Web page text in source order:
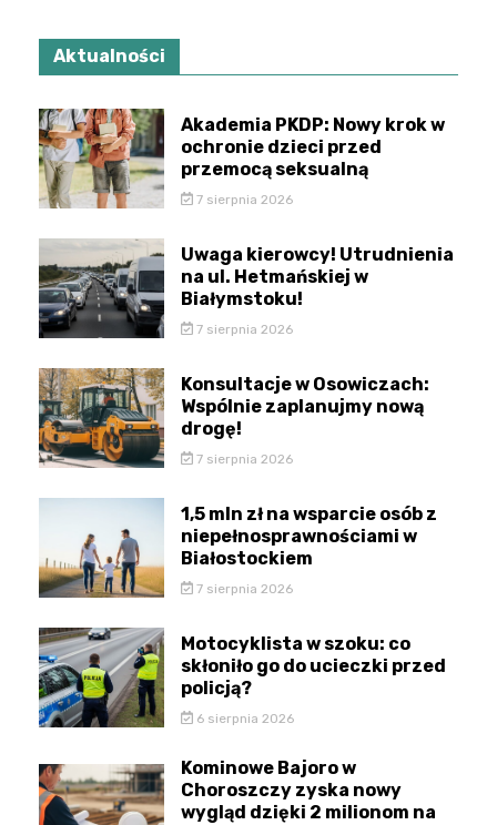
Aktualności
Akademia PKDP: Nowy krok w
ochronie dzieci przed
przemocą seksualną
7 sierpnia 2026
Uwaga kierowcy! Utrudnienia
na ul. Hetmańskiej w
Białymstoku!
7 sierpnia 2026
Konsultacje w Osowiczach:
Wspólnie zaplanujmy nową
drogę!
7 sierpnia 2026
1,5 mln zł na wsparcie osób z
niepełnosprawnościami w
Białostockiem
7 sierpnia 2026
Motocyklista w szoku: co
skłoniło go do ucieczki przed
policją?
6 sierpnia 2026
Kominowe Bajoro w
Choroszczy zyska nowy
wygląd dzięki 2 milionom na